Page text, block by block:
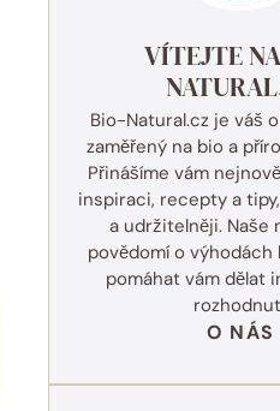
VÍTEJTE
Bio-Natural.cz je váš
zaměřený na bio a
Přinášíme vám
inspiraci, recepty a
a udržitelněji. Naše
povědomí o
pomáhat vám dělat
O NÁS